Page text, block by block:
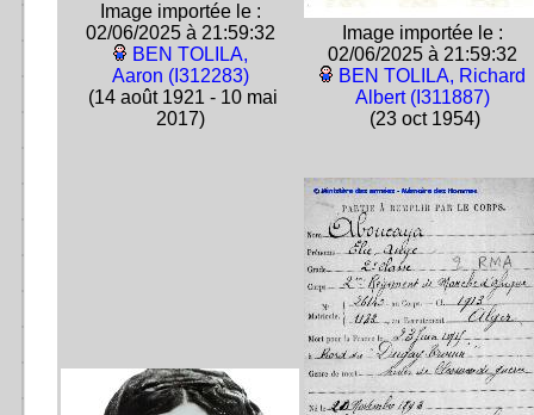
Image importée le :
02/06/2025 à 21:59:32
BEN TOLILA,
Aaron (I312283)
(14 août 1921 - 10 mai
2017)
Image importée le :
02/06/2025 à 21:59:32
BEN TOLILA, Richard
Albert (I311887)
(23 oct 1954)